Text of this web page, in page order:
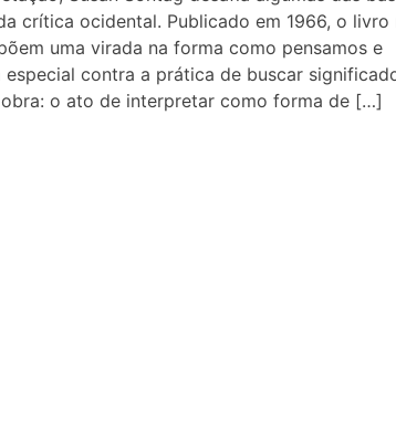
crítica ocidental. Publicado em 1966, o livro
uma virada na forma como pensamos e
especial contra a prática de buscar
o ato de interpretar como forma de […]